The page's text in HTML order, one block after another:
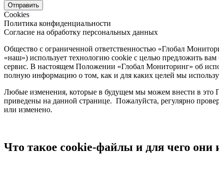
Cookies
Политика конфиденциальности
Согласие на обработку персональных данных
Общество с ограниченной ответственностью «Глобал
«наш») использует технологию cookie с целью предложить
сервис. В настоящем Положении «Глобал Мониторинг» об
полную информацию о том, как и для каких целей мы
Любые изменения, которые в будущем мы можем внести в это
приведены на данной странице. Пожалуйста, регулярно
или изменено.
Что такое cookie-файлы и для чего они